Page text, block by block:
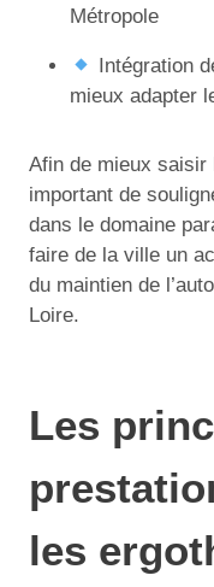
Métropole
Intégration
mieux adapter
Afin de mieux
important de
dans le domaine
faire de la ville un
du maintien de
Loire.
Les
les